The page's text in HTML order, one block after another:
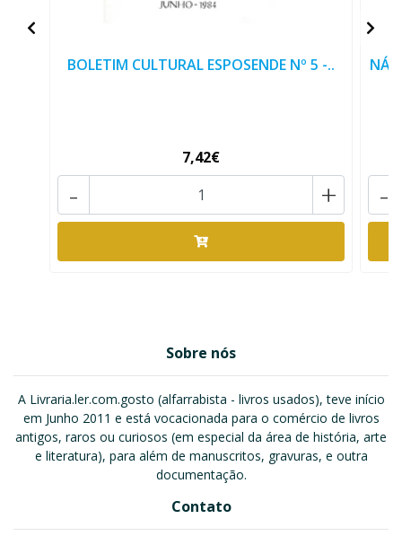
BOLETIM CULTURAL ESPOSENDE Nº 5 -..
7,42€
+
- -
Sobre nós
A Livraria.ler.com.gosto (alfarrabista - livros usados), teve início
em Junho 2011 e está vocacionada para o comércio de livros
antigos, raros ou curiosos (em especial da área de história, arte
e literatura), para além de manuscritos, gravuras, e outra
documentação.
Contato